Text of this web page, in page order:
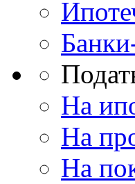
На
На
На